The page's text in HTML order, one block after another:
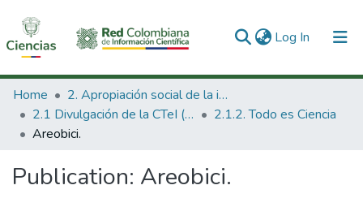
Log In (current)
Communities & Collections
All of DSpace
Home
2. Apropiación social de la información en Ciencia Tecnología e Innovación
2.1 Divulgación de la CTeI (Nueva)
2.1.2. Todo es Ciencia
Areobici.
Publication: Areobici.